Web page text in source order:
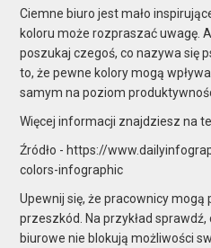
Ciemne biuro jest mało
koloru może rozpraszać uwagę.
poszukaj czegoś, co nazywa się
to, że pewne kolory mogą
samym na poziom
Więcej informacji znajdziesz na
Źródło - https://
colors-infographic
Upewnij się, że pracownicy mogą
przeszkód. Na przykład
biurowe nie blokują możliwości